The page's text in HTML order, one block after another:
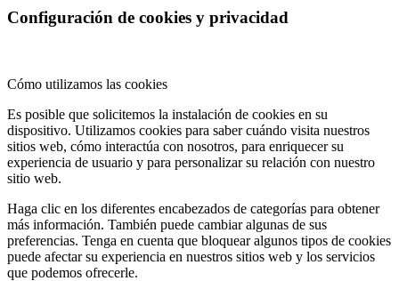
Configuración de cookies y privacidad
Cómo utilizamos las cookies
Es posible que solicitemos la instalación de cookies en su
dispositivo. Utilizamos cookies para saber cuándo visita nuestros
sitios web, cómo interactúa con nosotros, para enriquecer su
experiencia de usuario y para personalizar su relación con nuestro
sitio web.
Haga clic en los diferentes encabezados de categorías para obtener
más información. También puede cambiar algunas de sus
preferencias. Tenga en cuenta que bloquear algunos tipos de cookies
puede afectar su experiencia en nuestros sitios web y los servicios
que podemos ofrecerle.